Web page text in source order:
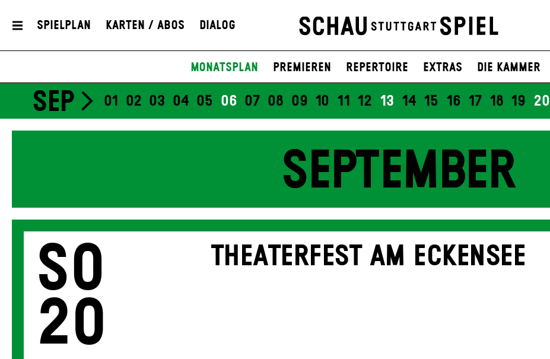
Spielplan Karten / Abos Dialog
Monatsplan Premieren Repertoire Extras Die Kammer
SEP 01 02 03 04 05 06 07 08 09 10 11 12 13 14 15 16 17 18 19 20
SEPTEMBER
So
20
THEATERFEST AM ECKENSEE